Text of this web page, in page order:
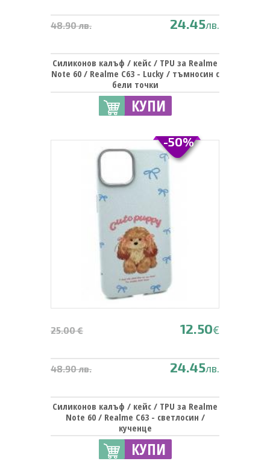
48.90 лв. 24.45лв.
Силиконов калъф / кейс / TPU за Realme
Note 60 / Realme C63 - Lucky / тъмносин с
бели точки
КУПИ
25.00 € 12.50€
48.90 лв. 24.45лв.
Силиконов калъф / кейс / TPU за Realme
Note 60 / Realme C63 - светлосин /
кученце
КУПИ
-50%